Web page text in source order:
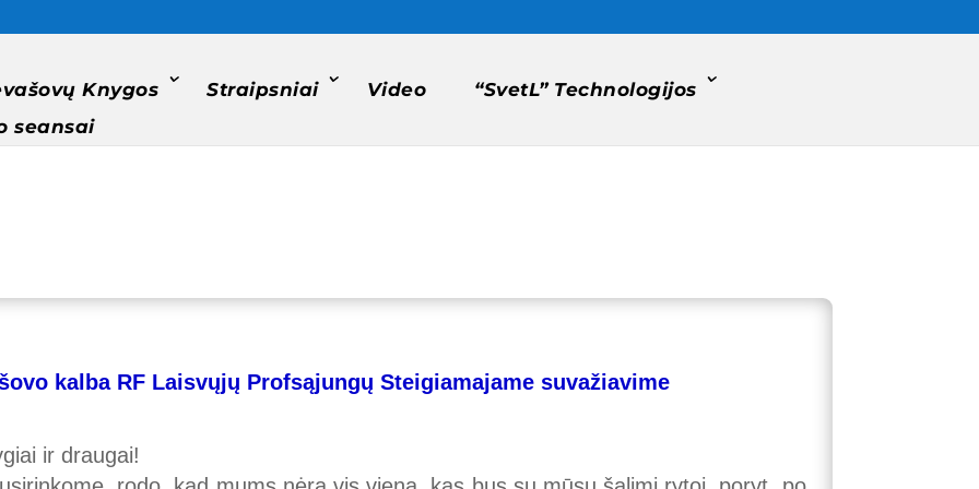
Knygos Straipsniai Video
“SvetL” Technologijos
seansai
kalba RF Laisvųjų Profsąjungų Steigiamajame suvažiavime
ir draugai!